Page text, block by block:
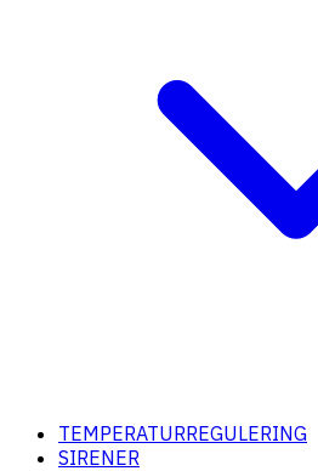
TEMPERATURREGULERING
SIRENER